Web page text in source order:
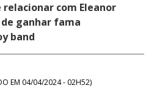
relacionar com Eleanor
ganhar fama
band
EM 04/04/2024 - 02H52)